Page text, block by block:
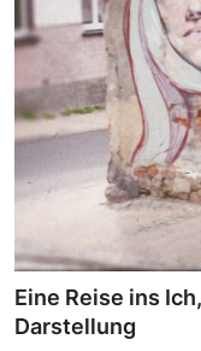
Eine Reise ins
Darstellung